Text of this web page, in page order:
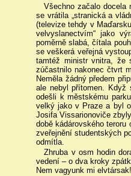
Všechno začalo docela
se vrátila „stranická a
(televize tehdy v
velvyslanectvím“ jako
poměrně slabá, čítala
se veškerá veřejná
tamtéž ministr vnitra, že
zúčastnilo nakonec čtvrt
Neměla žádný předem
ale nebyl přítomen. Když
odešli k městskému
velký jako v Praze a byl
Josifa Vissarionoviče
době kádárovského
zveřejnění studentských
odmítla.
Zhruba v osm hodin
vedení – o dva kroky
Nem vagyunk mi